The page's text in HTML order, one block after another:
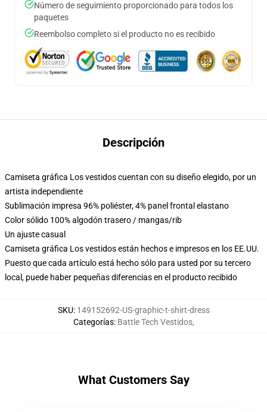
Número de seguimiento proporcionado para todos los
paquetes
Reembolso completo si el producto no es recibido
Descripción
Camiseta gráfica Los vestidos cuentan con su diseño elegido, por un
artista independiente
Sublimación impresa 96% poliéster, 4% panel frontal elastano
Color sólido 100% algodón trasero / mangas/rib
Un ajuste casual
Camiseta gráfica Los vestidos están hechos e impresos en los EE.UU.
Puesto que cada artículo está hecho sólo para usted por su tercero
local, puede haber pequeñas diferencias en el producto recibido
SKU: 149152692-US-graphic-t-shirt-dress
Categorías: Battle Tech Vestidos,
What Customers Say